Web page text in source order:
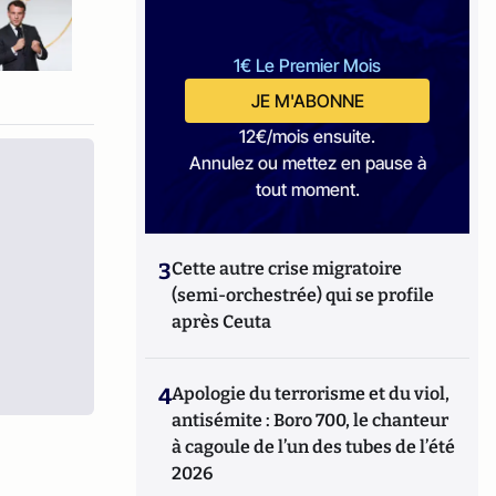
1€ Le Premier Mois
JE M'ABONNE
12€/mois ensuite.
Annulez ou mettez en pause à
tout moment.
3Cette autre crise migratoire
(semi-orchestrée) qui se profile
après Ceuta
4Apologie du terrorisme et du viol,
antisémite : Boro 700, le chanteur
à cagoule de l’un des tubes de l’été
2026